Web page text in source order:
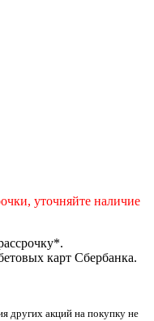
уточняйте наличие
карт Сбербанка.
других акций на покупку не